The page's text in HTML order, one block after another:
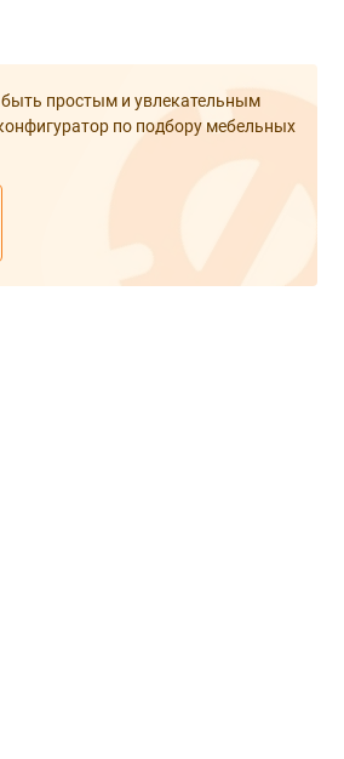
простым и увлекательным
по подбору мебельных